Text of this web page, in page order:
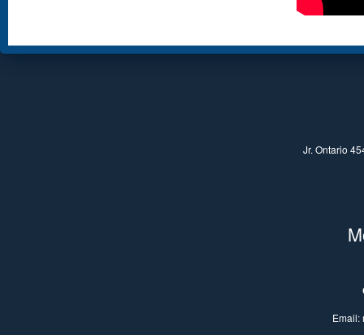
Jr. Ontario
Email: